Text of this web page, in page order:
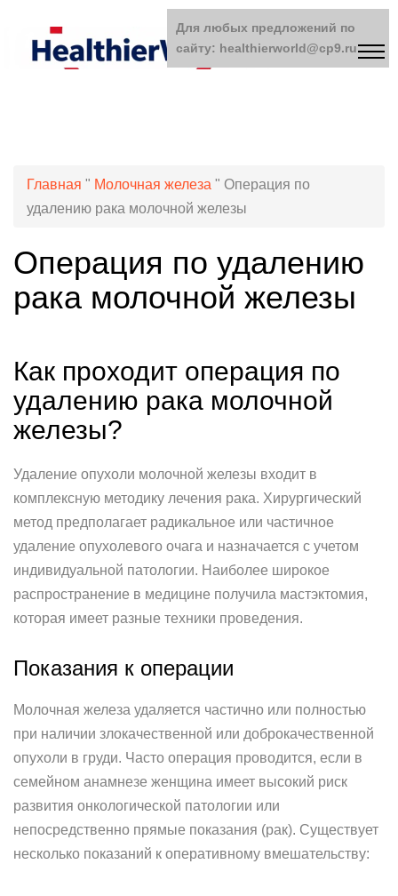
Главная " Молочная железа " Операция по
удалению рака молочной железы
Операция по удалению
рака молочной железы
Как проходит операция по
удалению рака молочной
железы?
Удаление опухоли молочной железы входит в
комплексную методику лечения рака. Хирургический
метод предполагает радикальное или частичное
удаление опухолевого очага и назначается с учетом
индивидуальной патологии. Наиболее широкое
распространение в медицине получила мастэктомия,
которая имеет разные техники проведения.
Показания к операции
Молочная железа удаляется частично или полностью
при наличии злокачественной или доброкачественной
опухоли в груди. Часто операция проводится, если в
семейном анамнезе женщина имеет высокий риск
развития онкологической патологии или
непосредственно прямые показания (рак). Существует
несколько показаний к оперативному вмешательству:
Для любых предложений по
сайту: healthierworld@cp9.ru